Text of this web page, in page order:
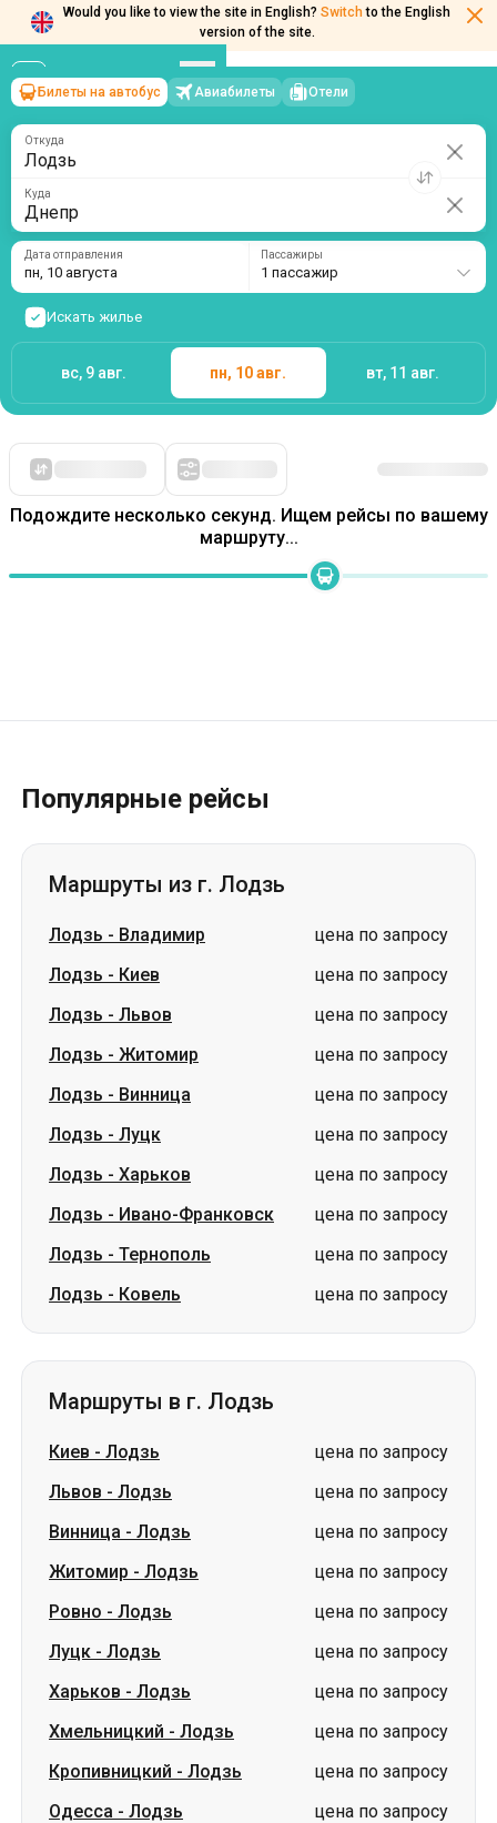
Would you like to view the site in English? Switch to the English
version of the site.
Лодзь
Билеты на автобус Авиабилеты Отели
Куда
Дата отправления
пн, 10 августа
Искать жилье
Подождите несколько секунд. Ищем рейсы по вашему
маршруту...
Популярные рейсы
Маршруты из г. Лодзь
Лодзь - Владимир
цена по запросу
Лодзь - Киев
цена по запросу
Лодзь - Львов
цена по запросу
Лодзь - Житомир
цена по запросу
Лодзь - Винница
цена по запросу
Лодзь - Луцк
цена по запросу
Лодзь - Харьков
цена по запросу
Лодзь - Ивано-Франковск
цена по запросу
Лодзь - Тернополь
цена по запросу
Лодзь - Ковель цена по запросу
Маршруты в г. Лодзь
Киев - Лодзь
цена по запросу
Львов - Лодзь
цена по запросу
Винница - Лодзь
цена по запросу
Житомир - Лодзь
цена по запросу
Ровно - Лодзь
цена по запросу
Луцк - Лодзь
цена по запросу
Харьков - Лодзь
цена по запросу
Хмельницкий - Лодзь
цена по запросу
Кропивницкий - Лодзь
цена по запросу
Одесса - Лодзь цена по запросу